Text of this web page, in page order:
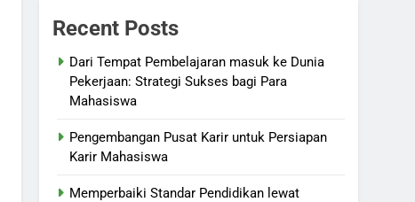
Recent Posts
Dari Tempat Pembelajaran masuk ke Dunia
Pekerjaan: Strategi Sukses bagi Para
Mahasiswa
Pengembangan Pusat Karir untuk Persiapan
Karir Mahasiswa
Memperbaiki Standar Pendidikan lewat